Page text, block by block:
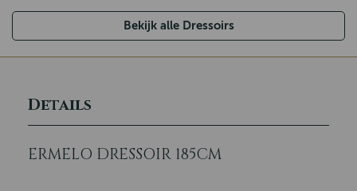
Bekijk alle Dressoirs
Details
ERMELO DRESSOIR 185CM